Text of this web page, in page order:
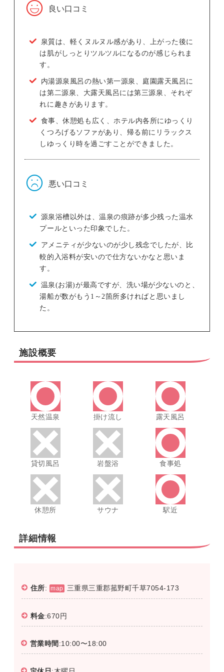
良い口コミ
泉質は、軽くヌルヌル感があり、上がった後に
は肌がしっとりツルツルになるのが感じられま
す。
内湯源泉風呂の熱い第一源泉、庭園露天風呂に
は第二源泉、大露天風呂には第三源泉、それぞ
れに趣きがあります。
食事、休憩処も広く、ホテル内各所にゆっくり
くつろげるソファがあり、帰る前にリラックス
しゆっくり時を過ごすことができました。
悪い口コミ
源泉浴槽以外は、温泉の痕跡が多少残った温水
プールといった印象でした。
アメニティが少ないのが少し残念でしたが、比
較的入浴料が安いので仕方ないかなと思いま
す。
温泉(お湯)が最高ですが、洗い場が少ないのと、
湯船が数がもう1～2箇所多ければと思いまし
た。
施設概要
天然温泉 掛け流し 露天風呂
貸切風呂 岩盤浴 食事処
休憩所 サウナ 駅近
詳細情報
住所: map 三重県三重郡菰野町千草7054-173
料金:670円
営業時間 :10:00〜18:00